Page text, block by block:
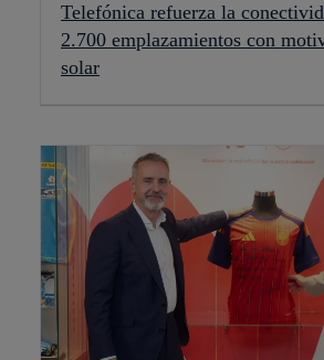
Telefónica refuerza la
2.700 emplazamientos con
solar